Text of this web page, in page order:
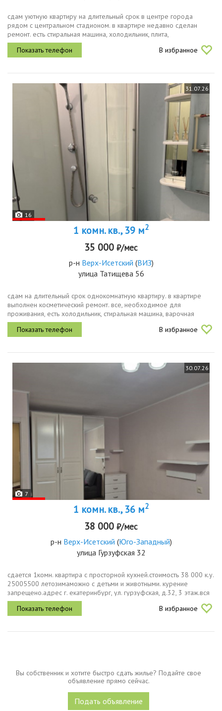
сдам уютную квартиру на длительный срок в центре города
рядом с центральном стадионом. в квартире недавно сделан
ремонт. есть стиральная машина, холодильник, плита,
чайник.отличный вид из окна и порядочные соседи.стоимость
35т.р. оплата жку по...
В избранное
31.07.26
16
1 комн. кв., 39 м2
35 000 ₽/мес
р-н Верх-Исетский (ВИЗ)
улица Татищева 56
сдам на длительный срок однокомнатную квартиру. в квартире
выполнен косметический ремонт. все, необходимое для
проживания, есть холодильник, стиральная машина, варочная
поверхность, микроволновая печь, электрочайник, 2 шкафа для
хранения вещей в...
В избранное
30.07.26
7
1 комн. кв., 36 м2
38 000 ₽/мес
р-н Верх-Исетский (Юго-Западный)
улица Гурзуфская 32
сдается 1комн. квартира с просторной кухней.стоимость 38 000 к.у.
25005500 летозимаможно с детьми и животными. курение
запрещено.адрес г. екатеринбург, ул. гурзуфская, д.32, 3 этаж.вся
необходимая техника включая посудомойку и
водонагревательный...
В избранное
Вы собственник и хотите быстро сдать жилье? Подайте свое
объявление прямо сейчас.
Подать объявление